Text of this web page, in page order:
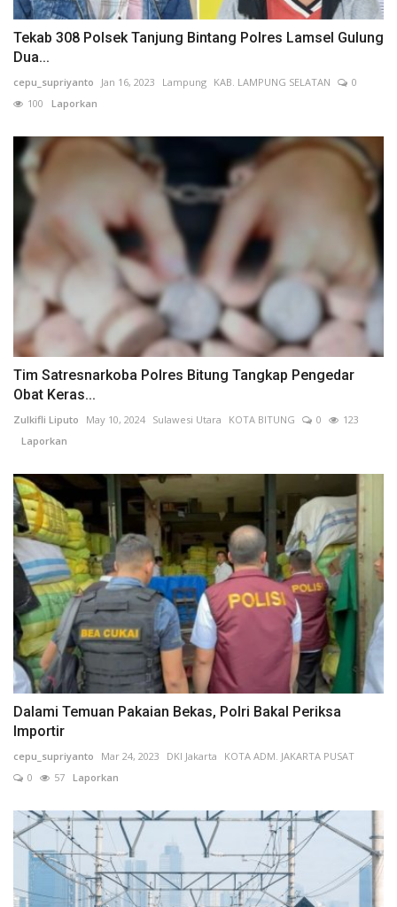
Tekab 308 Polsek Tanjung Bintang Polres Lamsel Gulung
Dua...
cepu_supriyanto Jan 16, 2023 Lampung KAB. LAMPUNG SELATAN
0
100 Laporkan
Tim Satresnarkoba Polres Bitung Tangkap Pengedar
Obat Keras...
Zulkifli Liputo May 10, 2024 Sulawesi Utara KOTA BITUNG 0
123
Laporkan
Dalami Temuan Pakaian Bekas, Polri Bakal Periksa
Importir
cepu_supriyanto Mar 24, 2023 DKI Jakarta
KOTA ADM. JAKARTA PUSAT
0
57 Laporkan